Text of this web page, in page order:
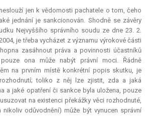
jen k vědomosti pachatele o tom, čeho
jednání je sankcionován. Shodně se závěry
Nejvyššího správního soudu ze dne 23. 2.
je třeba vycházet z významu výrokové části
zasáhnout práva a povinnosti účastníků
ona může nabýt právní moci. Řádně
na prvním místě konkrétní popis skutku, je
toliko z něj lze zjistit, zda a jaká
a jaké opatření či sankce byla uložena, pouze
na existenci překážky věci rozhodnuté,
odůvodnění) může být vynucen správní